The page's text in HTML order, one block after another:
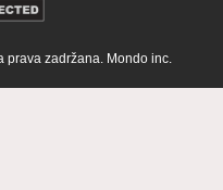
zadržana. Mondo inc.